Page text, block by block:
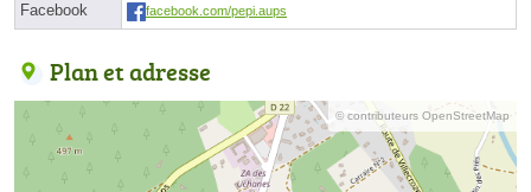
Facebook facebook.com/pepi.aups
Plan et adresse
© contributeurs OpenStreetMap